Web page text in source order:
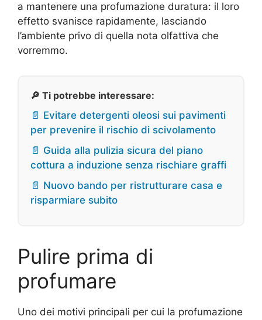
a mantenere una profumazione duratura: il loro
effetto svanisce rapidamente, lasciando
l’ambiente privo di quella nota olfattiva che
vorremmo.
🔎 Ti potrebbe interessare:
📄 Evitare detergenti oleosi sui pavimenti
per prevenire il rischio di scivolamento
📄 Guida alla pulizia sicura del piano
cottura a induzione senza rischiare graffi
📄 Nuovo bando per ristrutturare casa e
risparmiare subito
Pulire prima di
profumare
Uno dei motivi principali per cui la profumazione